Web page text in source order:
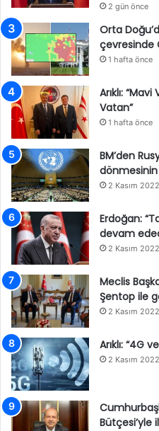
2 gün önce
Orta
çevresinde
1 hafta önce
Arıklı:
Vatan”
1 hafta önce
BM’den
dönmesinin
2 Kasım 2022
Erdoğan:
devam
2 Kasım 2022
Meclis
Şentop ile
2 Kasım 2022
Arıklı: “4G
2 Kasım 2022
Bütçesi’yle